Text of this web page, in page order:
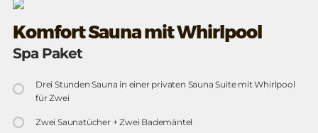
Komfort Sauna mit Whirlpool
Spa Paket
Drei Stunden Sauna in einer privaten Sauna Suite mit Whirlpool
für Zwei
Zwei Saunatücher + Zwei Bademäntel